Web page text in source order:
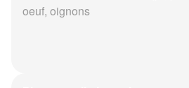
oeuf, oignons